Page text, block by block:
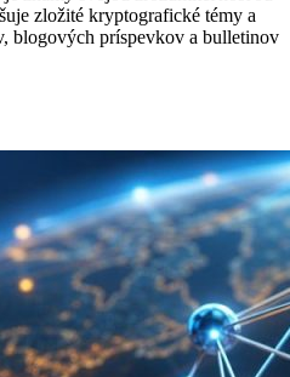
zložité kryptografické témy a
blogových príspevkov a bulletinov